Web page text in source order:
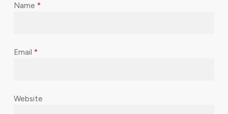
Name *
Email *
Website